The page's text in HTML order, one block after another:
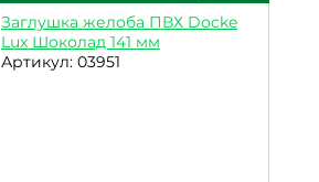
Заглушка желоба ПВХ Docke
Lux Шоколад 141 мм
Артикул: 03951